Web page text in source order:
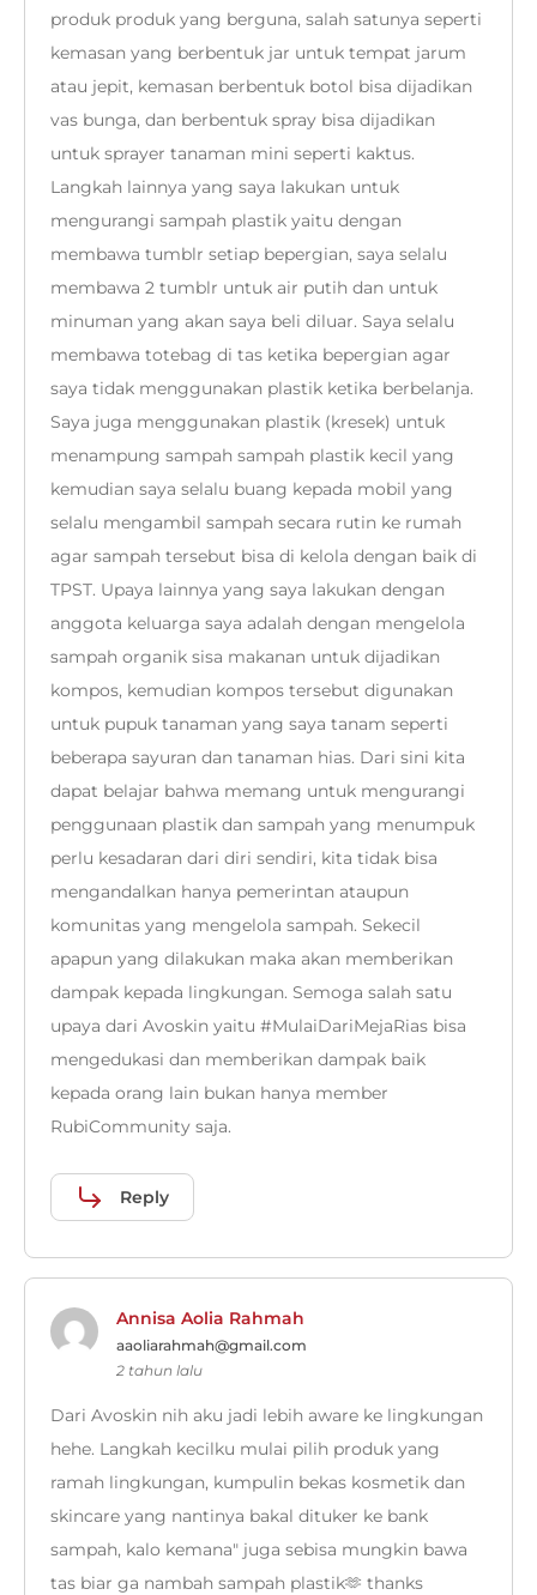
produk produk yang berguna, salah satunya seperti
kemasan yang berbentuk jar untuk tempat jarum
atau jepit, kemasan berbentuk botol bisa dijadikan
vas bunga, dan berbentuk spray bisa dijadikan
untuk sprayer tanaman mini seperti kaktus.
Langkah lainnya yang saya lakukan untuk
mengurangi sampah plastik yaitu dengan
membawa tumblr setiap bepergian, saya selalu
membawa 2 tumblr untuk air putih dan untuk
minuman yang akan saya beli diluar. Saya selalu
membawa totebag di tas ketika bepergian agar
saya tidak menggunakan plastik ketika berbelanja.
Saya juga menggunakan plastik (kresek) untuk
menampung sampah sampah plastik kecil yang
kemudian saya selalu buang kepada mobil yang
selalu mengambil sampah secara rutin ke rumah
agar sampah tersebut bisa di kelola dengan baik di
TPST. Upaya lainnya yang saya lakukan dengan
anggota keluarga saya adalah dengan mengelola
sampah organik sisa makanan untuk dijadikan
kompos, kemudian kompos tersebut digunakan
untuk pupuk tanaman yang saya tanam seperti
beberapa sayuran dan tanaman hias. Dari sini kita
dapat belajar bahwa memang untuk mengurangi
penggunaan plastik dan sampah yang menumpuk
perlu kesadaran dari diri sendiri, kita tidak bisa
mengandalkan hanya pemerintan ataupun
komunitas yang mengelola sampah. Sekecil
apapun yang dilakukan maka akan memberikan
dampak kepada lingkungan. Semoga salah satu
upaya dari Avoskin yaitu #MulaiDariMejaRias bisa
mengedukasi dan memberikan dampak baik
kepada orang lain bukan hanya member
RubiCommunity saja.
Reply
Annisa Aolia Rahmah
aaoliarahmah@gmail.com
2 tahun lalu
Dari Avoskin nih aku jadi lebih aware ke lingkungan
hehe. Langkah kecilku mulai pilih produk yang
ramah lingkungan, kumpulin bekas kosmetik dan
skincare yang nantinya bakal dituker ke bank
sampah, kalo kemana" juga sebisa mungkin bawa
tas biar ga nambah sampah plastik🫶 thanks